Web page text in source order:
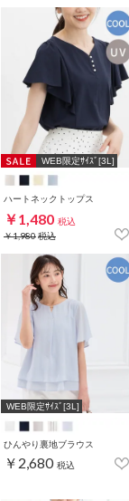
WEB限定ｻｲｽﾞ[3L]
ハートネックトップス
￥1,480 税込
￥1,980税込
WEB限定ｻｲｽﾞ[3L]
ひんやり裏地ブラウス
￥2,680 税込